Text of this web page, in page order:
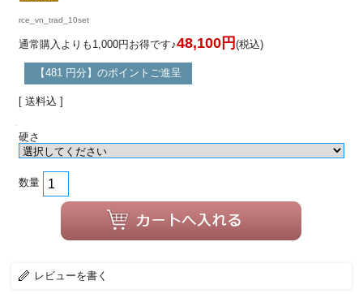
rce_vn_trad_10set
通常購入よりも1,000円お得です♪48,100円 (税込)
【481 円分】のポイントご進呈
[ 送料込 ]
硬さ
数量
レビューを書く